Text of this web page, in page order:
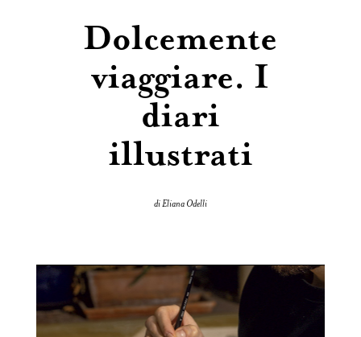
Dolcemente
viaggiare. I
diari
illustrati
di Eliana Odelli